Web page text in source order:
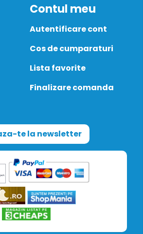
Contul meu
Autentificare cont
Cos de cumparaturi
Lista favorite
Finalizare comanda
te la newsletter